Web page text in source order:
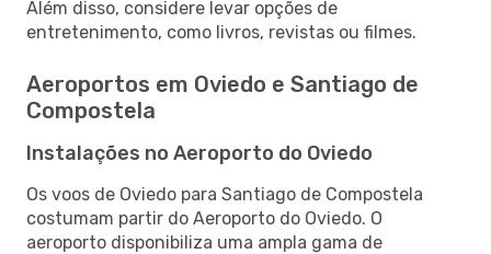
Além disso, considere levar opções de
entretenimento, como livros, revistas ou filmes.
Aeroportos em Oviedo e Santiago de
Compostela
Instalações no Aeroporto do Oviedo
Os voos de Oviedo para Santiago de Compostela
costumam partir do Aeroporto do Oviedo. O
aeroporto disponibiliza uma ampla gama de